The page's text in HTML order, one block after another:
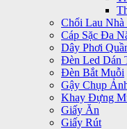
Chổi Lau
Cáp Sặc Đa
Dây Phơi
Đèn Led Dán
Đèn Bắt Muỗi
Gậy Chụp
Khay Đựng
Giấy Ăn
Giấy Rút